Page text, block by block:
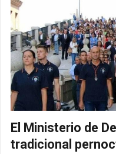
El Ministerio de
tradicional